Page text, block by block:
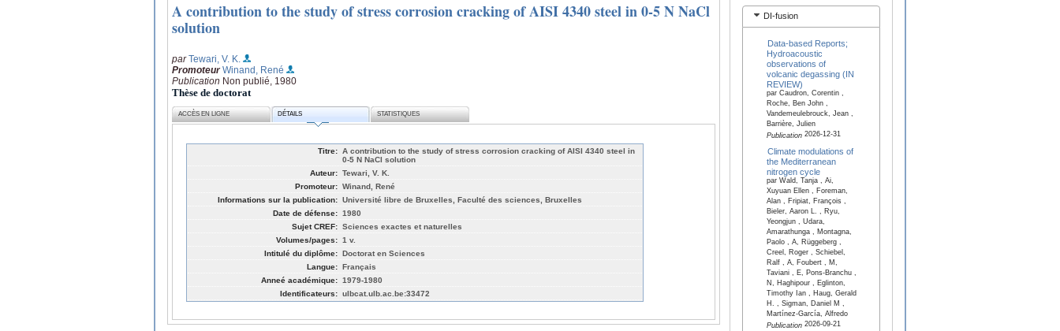
A contribution to the study of stress corrosion cracking of AISI 4340 steel in 0-5 N NaCl
solution
parTewari, V. K.
Promoteur Winand, René
Publication Non publié, 1980
Thèse de doctorat
ACCÈS EN LIGNE DÉTAILS STATISTIQUES
Titre: A contribution to the study of stress corrosion cracking of AISI 4340 steel in
0-5 N NaCl solution
Auteur: Tewari, V. K.
Promoteur: Winand, René
Informations sur la publication: Université libre de Bruxelles, Faculté des sciences, Bruxelles
Date de défense: 1980
Sujet CREF: Sciences exactes et naturelles
Volumes/pages: 1 v.
Intitulé du diplôme: Doctorat en Sciences
Langue: Français
Anneé académique: 1979-1980
Identificateurs: ulbcat.ulb.ac.be:33472
DI-fusion
Data-based Reports;
Hydroacoustic
observations of
volcanic degassing (IN
REVIEW)
par Caudron, Corentin ,
Roche, Ben John ,
Vandemeulebrouck, Jean ,
Barrière, Julien
Publication2026-12-31
Climate modulations of
the Mediterranean
nitrogen cycle
par Wald, Tanja , Ai,
Xuyuan Ellen , Foreman,
Alan , Fripiat, François ,
Bieler, Aaron L. , Ryu,
Yeongjun , Udara,
Amarathunga , Montagna,
Paolo , A, Rüggeberg ,
Creel, Roger , Schiebel,
Ralf , A, Foubert , M,
Taviani , E, Pons-Branchu ,
N, Haghipour , Eglinton,
Timothy Ian , Haug, Gerald
H. , Sigman, Daniel M ,
Martínez-García, Alfredo
Publication2026-09-21